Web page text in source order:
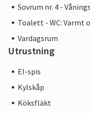
Sovrum nr. 4 -
Toalett - WC: Varmt
Vardagsrum
Utrustning
El-spis
Kylskåp
Köksfläkt